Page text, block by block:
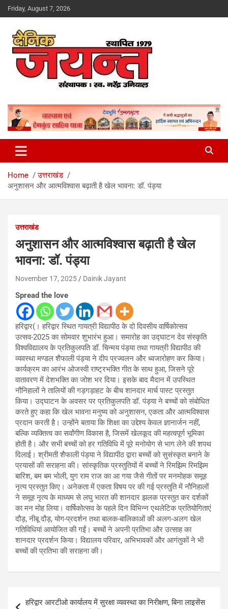
Skip
to
Friday, August 7, 2026
Dainik Jayant
Home
उत्तराखंड
अनुशासन और आत्मविश्वास बढ़ाती है खेल भावना: डॉ. पंड्या
उत्तराखंड
अनुशासन और आत्मविश्वास बढ़ाती है खेल
भावना: डॉ. पंड्या
November 17, 2025 Dainik Jayant
Spread the love
हरिद्वार(। हरिद्वार स्थित गायत्री विद्यापीठ के दो दिवसीय वार्षिकोत्सव
उत्सव-2025 का सोमवार शुभारंभ हुआ। समारोह का उद्घाटन देव संस्कृति
विश्वविद्यालय के प्रतिकुलपति डॉ. चिन्मय पंड्या तथा गायत्री विद्यापीठ की
व्यवस्था मण्डल शैफाली पंड्या ने दीप प्रज्वलन और ध्वजारोहण कर किया।
कार्यक्रम का आरंभ ओजस्वी राष्ट्रभक्ति गीत के साथ हुआ, जिसने पूरे
वातावरण में देशभक्ति का जोश भर दिया। इसके बाद मैदान में उपस्थित
नौनिहालों ने तालियों की गड़गड़ाहट के बीच शानदार मार्च पास्ट प्रस्तुत
किया। उद्घाटन के अवसर पर प्रतिकुलपति डॉ. पंड्या ने बच्चों को संबोधित
करते हुए कहा कि खेल भावना मनुष्य को अनुशासन, एकता और आत्मविश्वास
प्रदान करती है। उन्होंने बताया कि शिक्षा का उद्देश्य केवल ज्ञानार्जन नहीं,
बल्कि व्यक्तित्व का सर्वांगीण विकास है, जिसमें खेलकूद की महत्वपूर्ण भूमिका
होती है। और सभी बच्चों को हर गतिविधि में पूरे मनोयोग से भाग लेने की शपथ
दिलाई। श्रीमती शैफाली पंड्या ने विद्यापीठ द्वारा बच्चों को सुसंस्कृत बनाने के
प्रयासों की सराहना की। सांस्कृतिक प्रस्तुतियों में बच्चों ने रिमझिम रिमझिम
बारिश, बम बम भोली, युग राम राज का आ गया जैसे गीतों पर मनमोहक समूह
नृत्य प्रस्तुत किए। अनेकता में एकता विषय पर की गई प्रस्तुति में नौनिहालों
ने समूह नृत्य के माध्यम से लघु भारत की शानदार झलक प्रस्तुत कर दर्शकों
का मन मोह लिया। वार्षिकोत्सव के पहले दिन विभिन्न एथलेटिक प्रतियोगिताएं
दौड़, नीबू दौड़, योग-प्रदर्शन तथा बालक-बालिकाओं की अलग-अलग खेल
गतिविधियां आयोजित की गईं। बच्चों ने अपनी प्रतिभा और उत्साह का
शानदार प्रदर्शन किया। विद्यालय परिवार, अभिभावकों और आगंतुकों ने भी
बच्चों की प्रतिभा की सराहना की।
हरिद्वार आरटीओ कार्यालय में सुरक्षा व्यवस्था का निरीक्षण, बिना लाइसेंस